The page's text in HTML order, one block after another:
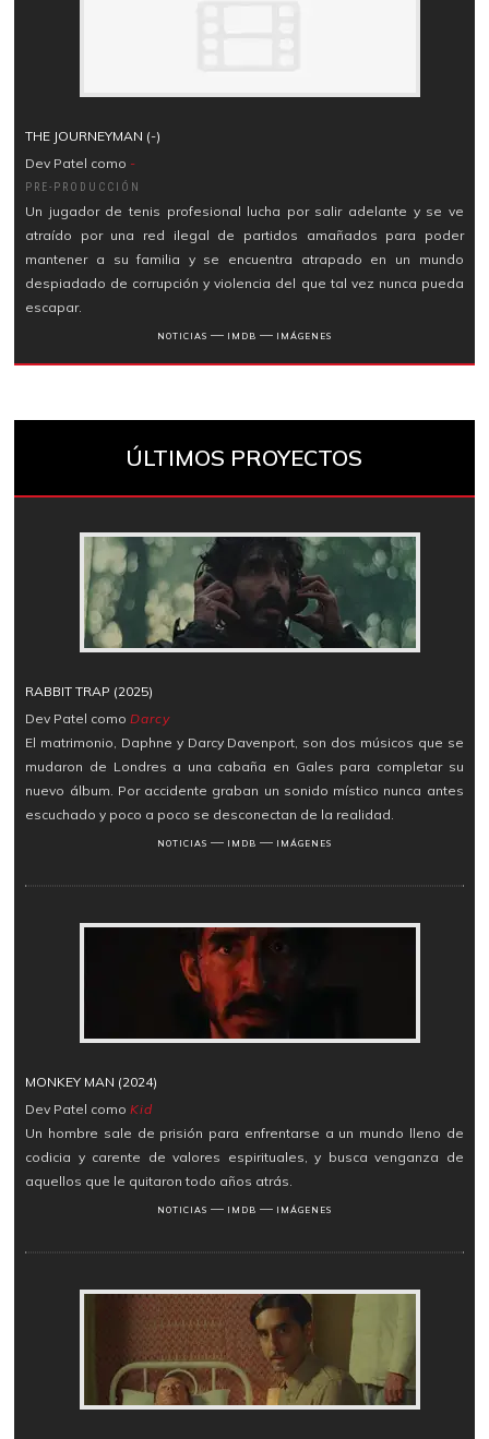
THE JOURNEYMAN (-)
Dev Patel como -
PRE-PRODUCCIÓN
Un jugador de tenis profesional lucha por salir adelante y se ve
atraído por una red ilegal de partidos amañados para poder
mantener a su familia y se encuentra atrapado en un mundo
despiadado de corrupción y violencia del que tal vez nunca pueda
escapar.
NOTICIAS ― IMDB ― IMÁGENES
ÚLTIMOS PROYECTOS
RABBIT TRAP (2025)
Dev Patel comoDarcy
El matrimonio, Daphne y Darcy Davenport, son dos músicos que se
mudaron de Londres a una cabaña en Gales para completar su
nuevo álbum. Por accidente graban un sonido místico nunca antes
escuchado y poco a poco se desconectan de la realidad.
NOTICIAS ― IMDB ― IMÁGENES
MONKEY MAN (2024)
Dev Patel comoKid
Un hombre sale de prisión para enfrentarse a un mundo lleno de
codicia y carente de valores espirituales, y busca venganza de
aquellos que le quitaron todo años atrás.
NOTICIAS ― IMDB ― IMÁGENES